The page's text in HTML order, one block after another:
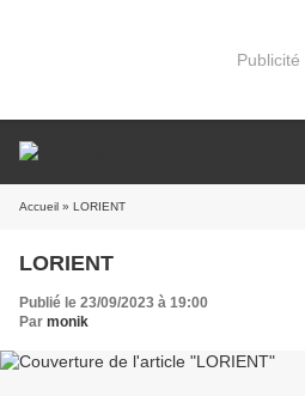
Publicité
Accueil » LORIENT
LORIENT
Publié le 23/09/2023 à 19:00
Par monik